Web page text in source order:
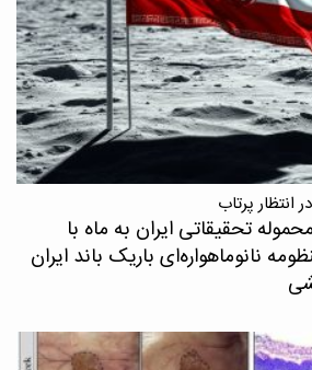
انتظار پرتاب
تحقیقاتی ایران به ماه با
نانوماهواره‌ای باریک باند ایران